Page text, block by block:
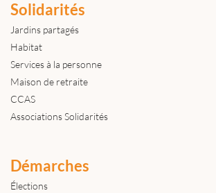
Solidarités
Jardins partagés
Habitat
Services à la personne
Maison de retraite
CCAS
Associations Solidarités
Démarches
Élections